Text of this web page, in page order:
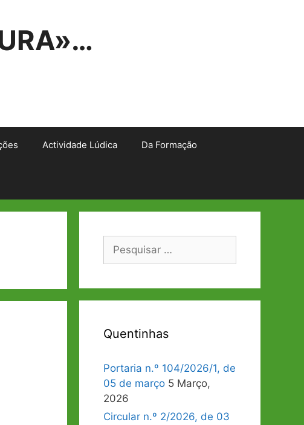
Actividade Lúdica Da Formação
Pesquisar
Quentinhas
Portaria n.º 104/2026/1, de
05 de março 5 Março,
2026
Circular n.º 2/2026, de 03